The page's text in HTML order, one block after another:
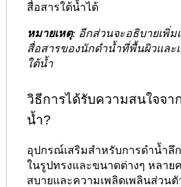
สื่อสารใต้น้ำได้
หมายเหตุ: อีกส่วนจะอธิบายเพิ่ม
สื่อสารของนักดำน้ำที่พื้นผิวและ
ใต้น้ำ
วิธีการได้รับความสนใจจา
น้ำ?
อุปกรณ์เสริมสำหรับการดำน้ำลึ
ในรูปทรงและขนาดต่างๆ หลาย
สบายและความเพลิดเพลินส่วนตั